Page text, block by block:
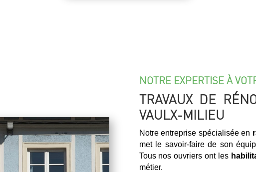
NOTRE EXPERTISE À
TRAVAUX DE
VAULX-MILIEU
Notre entreprise spécialisée en
met le savoir-faire de son
Tous nos ouvriers ont les
métier.